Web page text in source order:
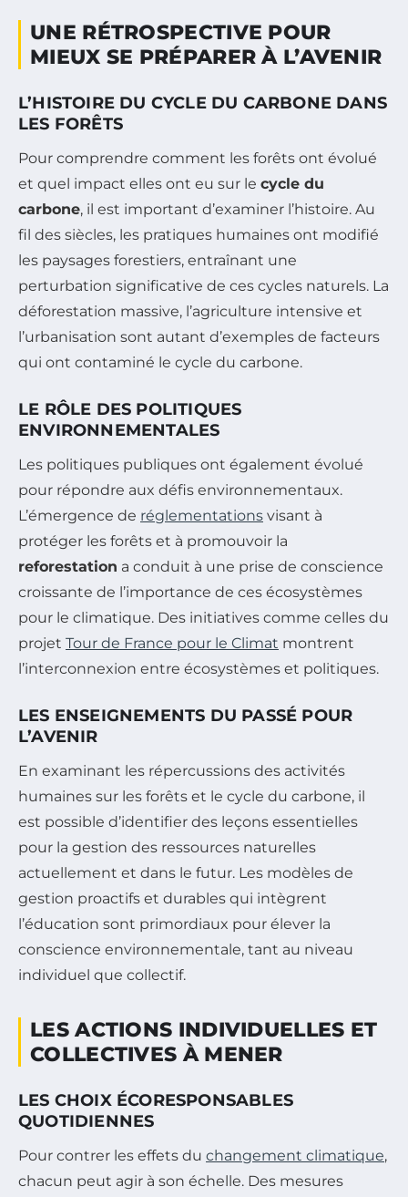
UNE RÉTROSPECTIVE POUR
MIEUX SE PRÉPARER À L’AVENIR
L’HISTOIRE DU CYCLE DU CARBONE DANS
LES FORÊTS
Pour comprendre comment les forêts ont évolué
et quel impact elles ont eu sur le cycle du
carbone, il est important d’examiner l’histoire. Au
fil des siècles, les pratiques humaines ont modifié
les paysages forestiers, entraînant une
perturbation significative de ces cycles naturels. La
déforestation massive, l’agriculture intensive et
l’urbanisation sont autant d’exemples de facteurs
qui ont contaminé le cycle du carbone.
LE RÔLE DES POLITIQUES
ENVIRONNEMENTALES
Les politiques publiques ont également évolué
pour répondre aux défis environnementaux.
L’émergence de réglementations visant à
protéger les forêts et à promouvoir la
reforestation a conduit à une prise de conscience
croissante de l’importance de ces écosystèmes
pour le climatique. Des initiatives comme celles du
projet Tour de France pour le Climat montrent
l’interconnexion entre écosystèmes et politiques.
LES ENSEIGNEMENTS DU PASSÉ POUR
L’AVENIR
En examinant les répercussions des activités
humaines sur les forêts et le cycle du carbone, il
est possible d’identifier des leçons essentielles
pour la gestion des ressources naturelles
actuellement et dans le futur. Les modèles de
gestion proactifs et durables qui intègrent
l’éducation sont primordiaux pour élever la
conscience environnementale, tant au niveau
individuel que collectif.
LES ACTIONS INDIVIDUELLES ET
COLLECTIVES À MENER
LES CHOIX ÉCORESPONSABLES
QUOTIDIENNES
Pour contrer les effets du changement climatique,
chacun peut agir à son échelle. Des mesures